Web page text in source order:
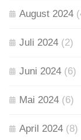
August 2024
Juli 2024 (2)
Juni 2024 (6)
Mai 2024 (6)
April 2024 (8)